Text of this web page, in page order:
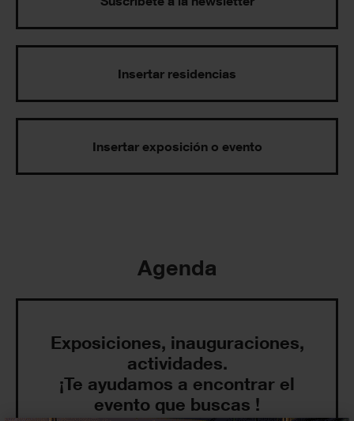
Insertar residencias
Insertar exposición o evento
Agenda
Exposiciones, inauguraciones,
actividades.
¡Te ayudamos a encontrar el
evento que buscas !